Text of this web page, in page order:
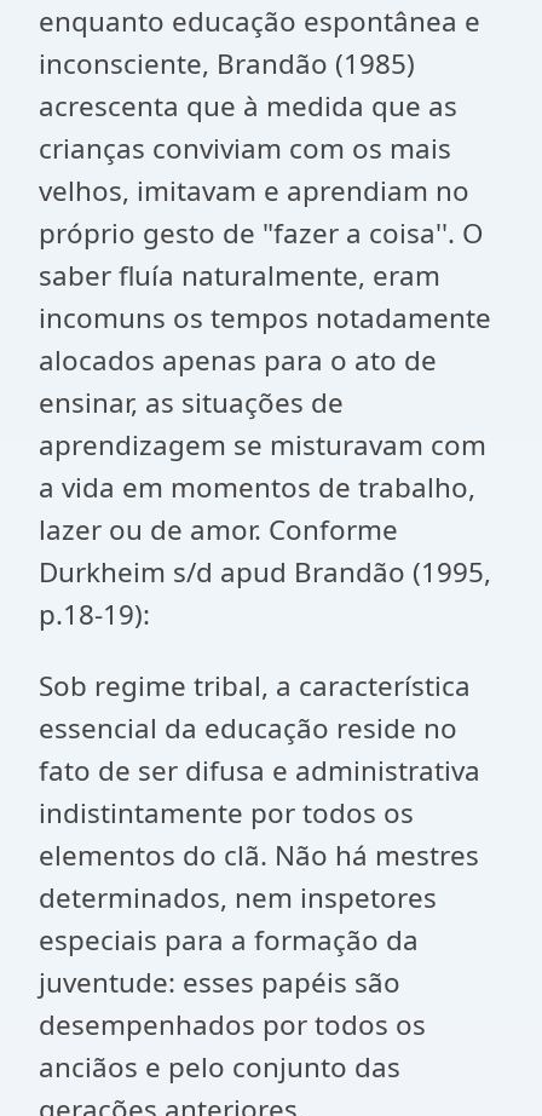
enquanto educação espontânea e
inconsciente, Brandão (1985)
acrescenta que à medida que as
crianças conviviam com os mais
velhos, imitavam e aprendiam no
próprio gesto de "fazer a coisa''. O
saber fluía naturalmente, eram
incomuns os tempos notadamente
alocados apenas para o ato de
ensinar, as situações de
aprendizagem se misturavam com
a vida em momentos de trabalho,
lazer ou de amor. Conforme
Durkheim s/d apud Brandão (1995,
p.18-19):
Sob regime tribal, a característica
essencial da educação reside no
fato de ser difusa e administrativa
indistintamente por todos os
elementos do clã. Não há mestres
determinados, nem inspetores
especiais para a formação da
juventude: esses papéis são
desempenhados por todos os
anciãos e pelo conjunto das